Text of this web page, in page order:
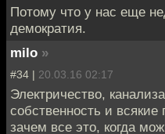
Потому что у нас еще
демократия.
milo »
#34 | 20.03.16 02:17
Электричество,
собственность и
зачем все это, когда